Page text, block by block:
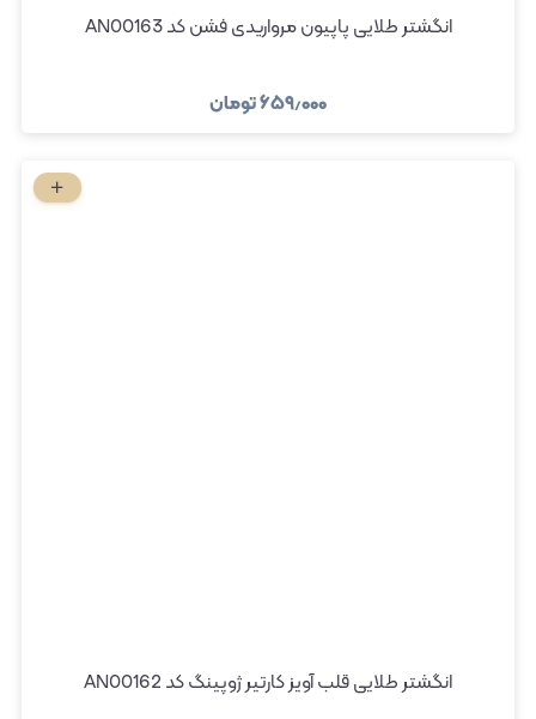
انگشتر طلایی پاپیون مرواریدی فشن کد AN00163
۶۵۹٫۰۰۰تومان
انگشتر طلایی قلب آویز کارتیر ژوپینگ کد AN00162